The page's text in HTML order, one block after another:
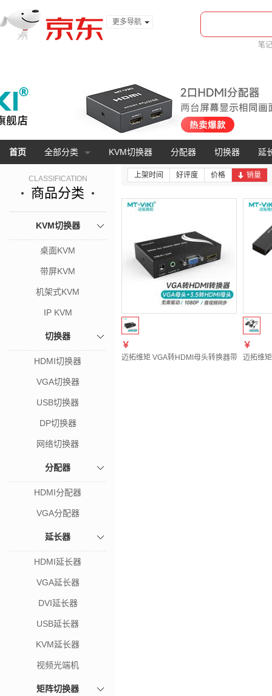
更多导航
笔
首页 全部分类 KVM切换器 分配器 切换器 延
CLASSIFICATION
商品分类
KVM切换器
桌面KVM
带屏KVM
机架式KVM
IP KVM
切换器
HDMI切换器
VGA切换器
USB切换器
DP切换器
网络切换器
分配器
HDMI分配器
VGA分配器
延长器
HDMI延长器
VGA延长器
DVI延长器
USB延长器
KVM延长器
视频光端机
矩阵切换器
上架时间 好评度 价格 销量
￥
迈拓维矩 VGA转HDMI母头转换器带音频带独
￥
迈拓维